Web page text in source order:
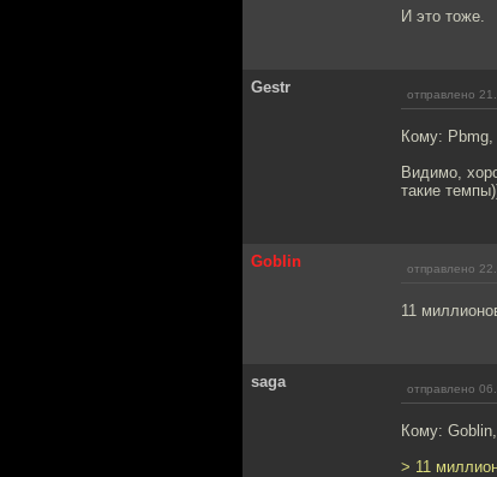
И это тоже.
Gestr отправлено
Кому: Pbmg,
Видимо,
такие
Goblin отправлено
11
saga отправлено
Кому: Goblin,
> 11